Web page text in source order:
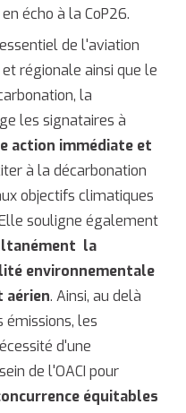
écho à la CoP26.
de l'aviation
régionale ainsi que le
la
les signataires à
action immédiate et
à la décarbonation
objectifs climatiques
souligne également
la
environnementale
aérien. Ainsi, au delà
les
d'une
de l'OACI pour
équitables